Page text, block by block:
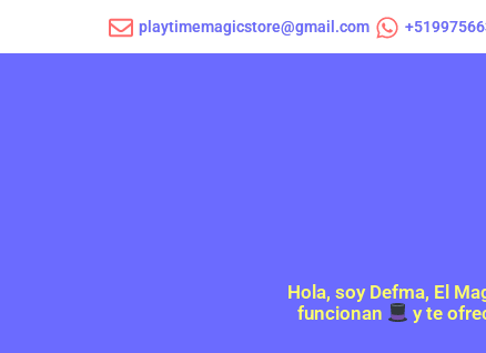
playtimemagicstore@gmail.com
Hola, soy Defma, El
funcionan
y te